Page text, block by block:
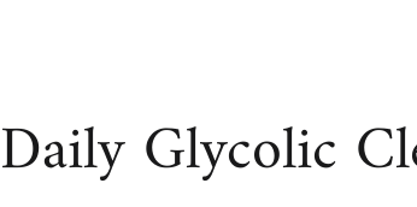
Daily Glycolic